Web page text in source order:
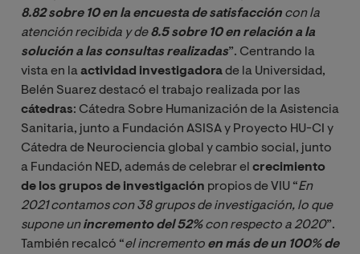
8.82 sobre 10 en la encuesta de satisfacción con la
atención recibida y de 8.5 sobre 10 en relación a la
solución a las consultas realizadas”. Centrando la
vista en laactividad investigadorade la Universidad,
Belén Suarez destacó el trabajo realizada por las
cátedras: Cátedra Sobre Humanización de la Asistencia
Sanitaria, junto a Fundación ASISA y Proyecto HU-CI y
Cátedra de Neurociencia global y cambio social, junto
a Fundación NED, además de celebrar el crecimiento
de los grupos de investigación propios de VIU “En
2021 contamos con 38 grupos de investigación, lo que
supone un incremento del 52% con respecto a 2020”.
También recalcó “el incremento en más de un 100% de